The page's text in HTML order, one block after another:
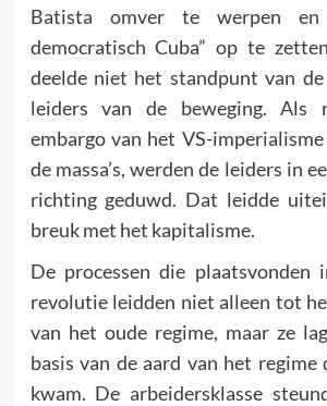
Batista omver te werpen en
democratisch Cuba” op te
deelde niet het standpunt van de
leiders van de beweging. Als
embargo van het VS-
de massa’s, werden de leiders in
richting geduwd. Dat leidde
breuk met het kapitalisme.
De processen die plaatsvonden
revolutie leidden niet alleen tot
van het oude regime, maar ze
basis van de aard van het
kwam. De arbeidersklasse